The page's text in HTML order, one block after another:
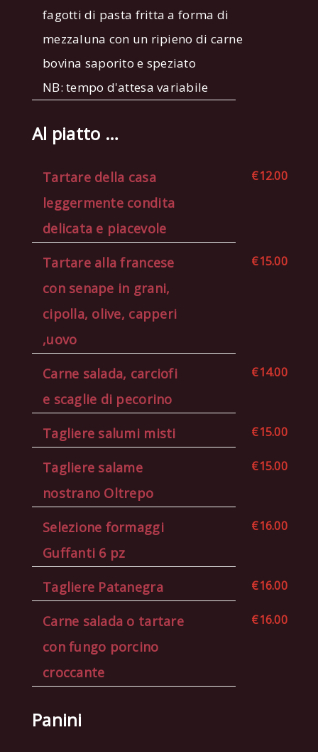
fagotti di pasta fritta a forma di
mezzaluna con un ripieno di carne
bovina saporito e speziato
NB: tempo d'attesa variabile
Al piatto …
Tartare della casa
leggermente condita
delicata e piacevole
€12.00
Tartare alla francese
con senape in grani,
cipolla, olive, capperi
,uovo
€15.00
Carne salada, carciofi
e scaglie di pecorino
€14.00
Tagliere salumi misti €15.00
Tagliere salame
nostrano Oltrepo
€15.00
Selezione formaggi
Guffanti 6 pz
€16.00
Tagliere Patanegra €16.00
Carne salada o tartare
con fungo porcino
croccante
€16.00
Panini